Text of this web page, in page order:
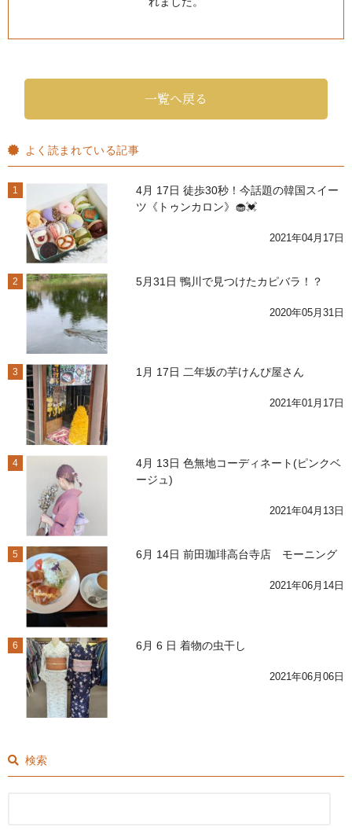
一覧へ戻る
よく読まれている記事
1
4月 17日 徒歩30秒！今話題の韓国スイー
ツ《トゥンカロン》🧁💓
2021年04月17日
2 5月31日 鴨川で見つけたカピバラ！？
2020年05月31日
3 1月 17日 二年坂の芋けんぴ屋さん
2021年01月17日
4
4月 13日 色無地コーディネート(ピンクベ
ージュ)
2021年04月13日
5 6月 14日 前田珈琲高台寺店 モーニング
2021年06月14日
6 6月 6 日 着物の虫干し
2021年06月06日
検索